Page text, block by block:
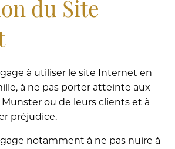
du Site
à utiliser le site Internet en
à ne pas porter atteinte aux
ou de leurs clients et à
préjudice.
notamment à ne pas nuire à